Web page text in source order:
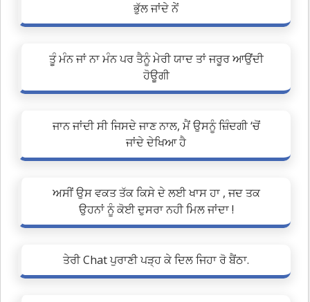
ਭੁੱਲ ਜਾਂਦੇ ਨੇਂ
ਤੂੰ ਮੰਨ ਜਾਂ ਨਾ ਮੰਨ ਪਰ ਤੈਨੂੰ ਮੇਰੀ ਯਾਦ ਤਾਂ ਜਰੂਰ ਆਉਂਦੀ
ਹੋਊਗੀ
ਜਾਨ ਜਾਂਦੀ ਸੀ ਜਿਸਦੇ ਜਾਣ ਨਾਲ, ਮੈਂ ਉਸਨੂੰ ਜ਼ਿੰਦਗੀ ‘ਚੋਂ
ਜਾਂਦੇ ਦੇਖਿਆ ਹੈ
ਅਸੀਂ ਉਸ ਵਕਤ ਤੱਕ ਕਿਸੇ ਦੇ ਲਈ ਖਾਸ ਹਾ , ਜਦ ਤਕ
ਉਹਨਾਂ ਨੂੰ ਕੋਈ ਦੁਸਰਾ ਨਹੀ ਮਿਲ ਜਾਂਦਾ !
ਤੇਰੀ Chat ਪੁਰਾਣੀ ਪੜ੍ਹ ਕੇ ਦਿਲ ਜਿਹਾ ਰੋ ਬੈਂਠਾ.